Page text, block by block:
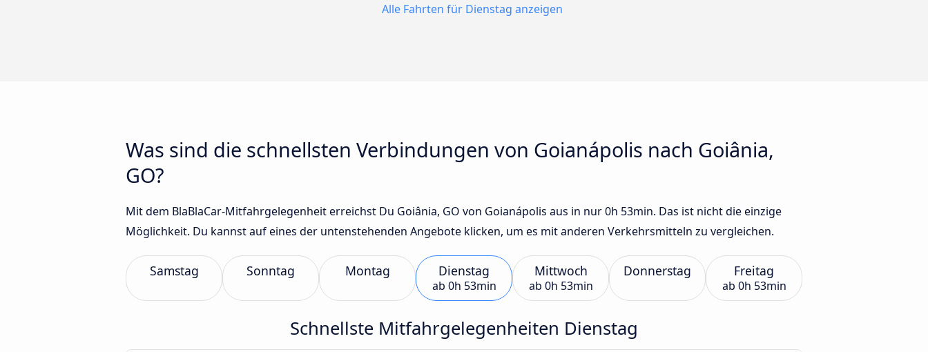
Alle Fahrten für Dienstag anzeigen
Was sind die schnellsten Verbindungen von Goianápolis nach Goiânia,
GO?
Mit dem BlaBlaCar-Mitfahrgelegenheit erreichst Du Goiânia, GO von Goianápolis aus in nur 0h 53min. Das ist nicht die einzige
Möglichkeit. Du kannst auf eines der untenstehenden Angebote klicken, um es mit anderen Verkehrsmitteln zu vergleichen.
Samstag Sonntag Montag Dienstag
ab 0h 53min
Mittwoch
ab 0h 53min
Donnerstag Freitag
ab 0h 53min
Schnellste Mitfahrgelegenheiten Dienstag